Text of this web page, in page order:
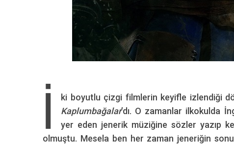
İ ki boyutlu çizgi filmlerin keyifle izlendiği
Kaplumbağalar’dı. O zamanlar ilkokulda
yer eden jenerik müziğine sözler yazıp
olmuştu. Mesela ben her zaman jeneriğin